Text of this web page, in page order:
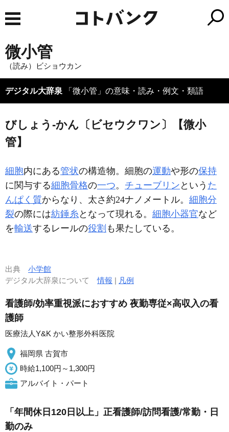
微小管
（読み）ビショウカン
デジタル大辞泉 「微小管」の意味・読み・例文・類語
びしょう‐かん〔ビセウクワン〕【微小
管】
細胞内にある管状の構造物。細胞の運動や形の保持
に関与する細胞骨格の一つ。 チューブリン という た
んぱく質からなり、太さ約24ナノメートル。 細胞分
裂の際には紡錘糸となって現れる。 細胞小器官など
を輸送するレールの役割 も果たしている。
出典 小学館
デジタル大辞泉について情報 | 凡例
看護師/効率重視派におすすめ 夜勤専従×高収入の看
護師
医療法人Y&K かい整形外科医院
福岡県 古賀市
時給1,100円～1,300円
アルバイト・パート
「年間休日120日以上」正看護師/訪問看護/常勤・日
勤のみ